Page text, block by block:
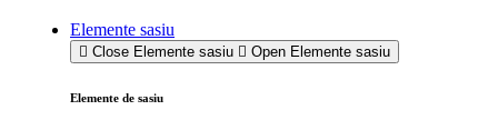
Elemente sasiu
Close Elemente sasiu Open Elemente sasiu
Elemente de sasiu